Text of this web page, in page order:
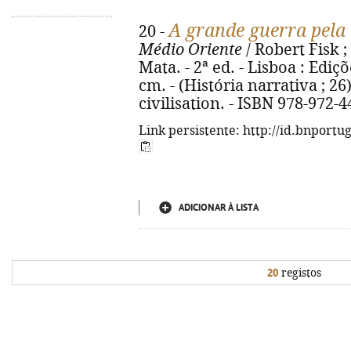
20 -A grande guerra
Médio Oriente / Robert Fisk
Mata. - 2ª ed. - Lisboa :
cm. - (História narrativa ;
civilisation. - ISBN 978-972-
Link persistente: http://
ADICIONAR À LISTA
20registos